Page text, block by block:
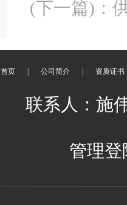
(下一篇) ：
首页 公司简介 资质证书
联系人：施
管理登